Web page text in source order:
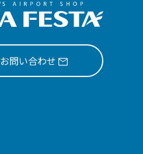
お問い合わせ